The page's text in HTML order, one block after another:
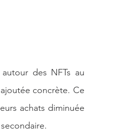
des NFTs au
concrète. Ce
achats diminuée